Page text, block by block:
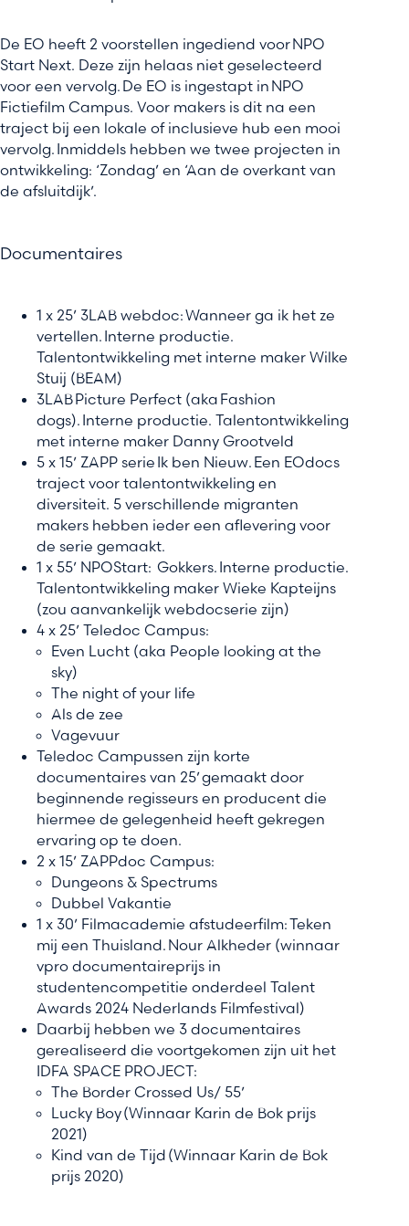
De EO heeft 2 voorstellen ingediend voor NPO
Start Next. Deze zijn helaas niet geselecteerd
voor een vervolg. De EO is ingestapt in NPO
Fictiefilm Campus. Voor makers is dit na een
traject bij een lokale of inclusieve hub een mooi
vervolg. Inmiddels hebben we twee projecten in
ontwikkeling: ‘Zondag’ en ‘Aan de overkant van
de afsluitdijk’.
Documentaires
1 x 25’ 3LAB webdoc: Wanneer ga ik het ze
vertellen. Interne productie.
Talentontwikkeling met interne maker Wilke
Stuij (BEAM)
3LAB Picture Perfect (aka Fashion
dogs). Interne productie. Talentontwikkeling
met interne maker Danny Grootveld
5 x 15’ ZAPP serie Ik ben Nieuw. Een EOdocs
traject voor talentontwikkeling en
diversiteit. 5 verschillende migranten
makers hebben ieder een aflevering voor
de serie gemaakt.
1 x 55’ NPOStart: Gokkers. Interne productie.
Talentontwikkeling maker Wieke Kapteijns
(zou aanvankelijk webdocserie zijn)
4 x 25’ Teledoc Campus:
Even Lucht (aka People looking at the
sky)
The night of your life
Als de zee
Vagevuur
Teledoc Campussen zijn korte
documentaires van 25’ gemaakt door
beginnende regisseurs en producent die
hiermee de gelegenheid heeft gekregen
ervaring op te doen.
2 x 15’ ZAPPdoc Campus:
Dungeons & Spectrums
Dubbel Vakantie
1 x 30’ Filmacademie afstudeerfilm: Teken
mij een Thuisland. Nour Alkheder (winnaar
vpro documentaireprijs in
studentencompetitie onderdeel Talent
Awards 2024 Nederlands Filmfestival)
Daarbij hebben we 3 documentaires
gerealiseerd die voortgekomen zijn uit het
IDFA SPACE PROJECT:
The Border Crossed Us/ 55’
Lucky Boy (Winnaar Karin de Bok prijs
2021)
Kind van de Tijd (Winnaar Karin de Bok
prijs 2020)